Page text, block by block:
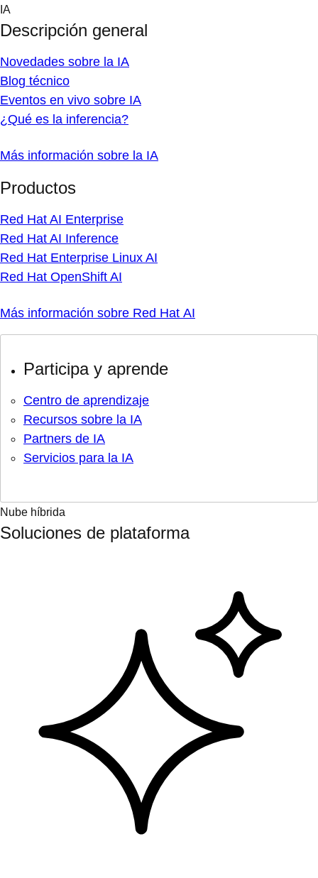
Skip
content
IA
Descripción general
Novedades sobre la IA
Blog técnico
Eventos en vivo sobre IA
¿Qué es la inferencia?
Más información sobre la IA
Productos
Red Hat AI Enterprise
Red Hat AI Inference
Red Hat Enterprise Linux AI
Red Hat OpenShift AI
Más información sobre Red Hat AI
Participa y aprende
Centro de aprendizaje
Recursos sobre la IA
Partners de IA
Servicios para la IA
Nube híbrida
Soluciones de plataforma